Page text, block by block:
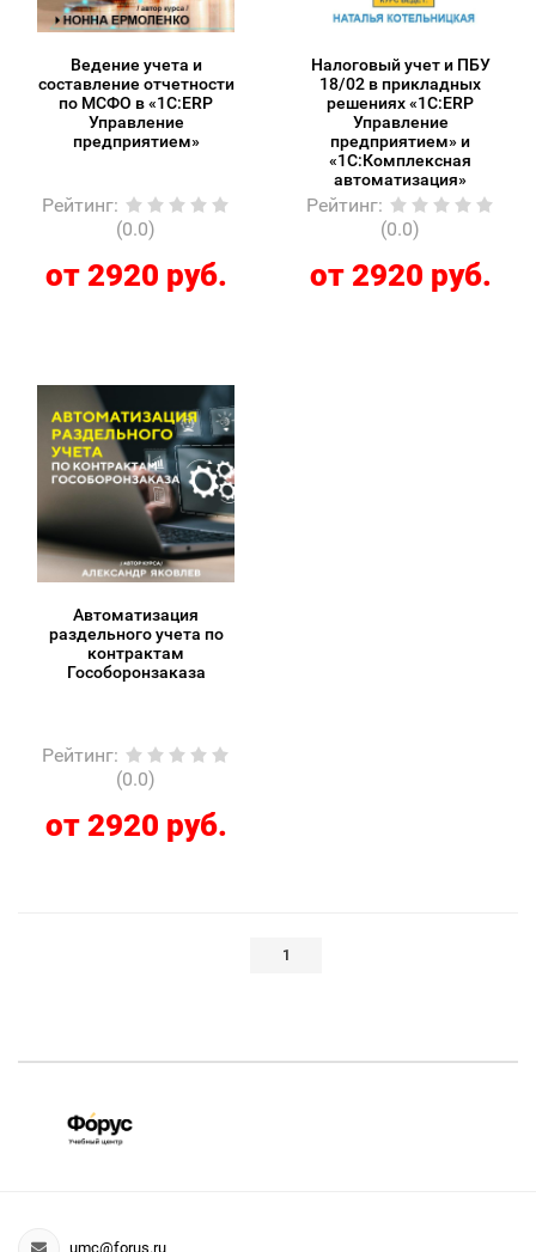
Ведение учета и
составление отчетности
по МСФО в «1С:ERP
Управление
предприятием»
Рейтинг:
(0.0)
от 2920 руб.
Налоговый учет и ПБУ
18/02 в прикладных
решениях «1С:ERP
Управление
предприятием» и
«1С:Комплексная
автоматизация»
Рейтинг:
(0.0)
от 2920 руб.
Автоматизация
раздельного учета по
контрактам
Гособоронзаказа
Рейтинг:
(0.0)
от 2920 руб.
1
umc@forus.ru